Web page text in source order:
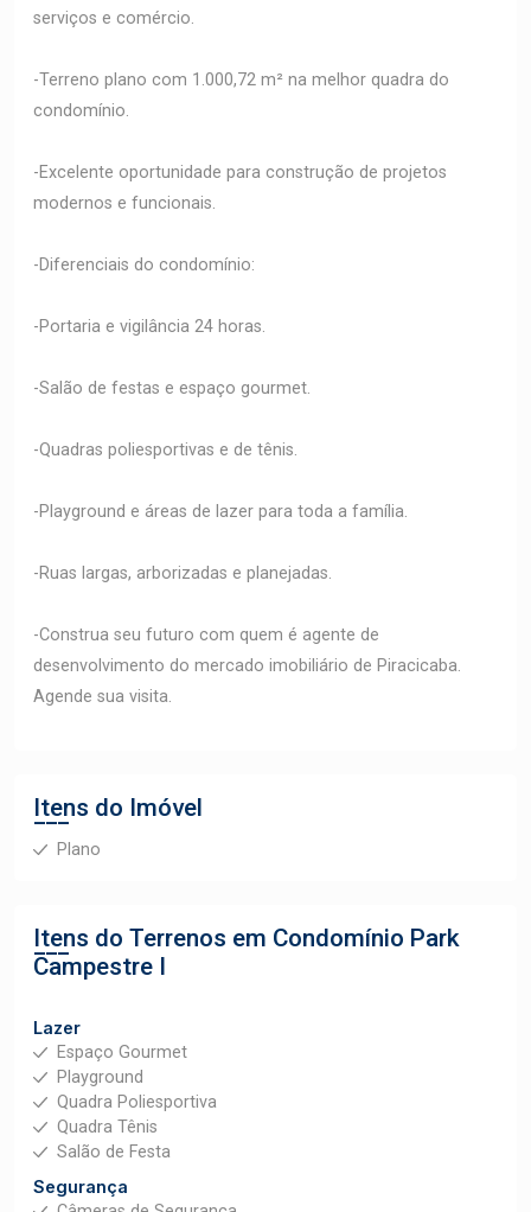
serviços e comércio.
-Terreno plano com 1.000,72 m² na melhor quadra do
condomínio.
-Excelente oportunidade para construção de projetos
modernos e funcionais.
-Diferenciais do condomínio:
-Portaria e vigilância 24 horas.
-Salão de festas e espaço gourmet.
-Quadras poliesportivas e de tênis.
-Playground e áreas de lazer para toda a família.
-Ruas largas, arborizadas e planejadas.
-Construa seu futuro com quem é agente de
desenvolvimento do mercado imobiliário de Piracicaba.
Agende sua visita.
Itens do Imóvel
Plano
Itens do Terrenos em Condomínio Park
Campestre I
Lazer
Espaço Gourmet
Playground
Quadra Poliesportiva
Quadra Tênis
Salão de Festa
Segurança